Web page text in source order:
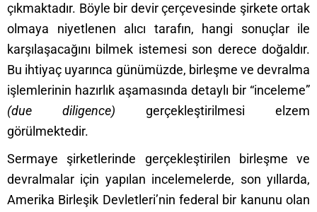
çıkmaktadır. Böyle bir devir çerçevesinde şirkete ortak
olmaya niyetlenen alıcı tarafın, hangi sonuçlar ile
karşılaşacağını bilmek istemesi son derece doğaldır.
Bu ihtiyaç uyarınca günümüzde, birleşme ve devralma
işlemlerinin hazırlık aşamasında detaylı bir “inceleme”
(due diligence) gerçekleştirilmesi elzem
görülmektedir.
Sermaye şirketlerinde gerçekleştirilen birleşme ve
devralmalar için yapılan incelemelerde, son yıllarda,
Amerika Birleşik Devletleri’nin federal bir kanunu olan